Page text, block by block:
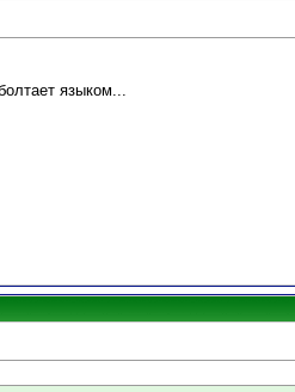
языком...